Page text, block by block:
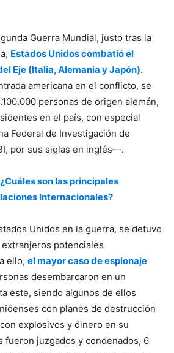
Guerra Mundial, justo tras la
Estados Unidos combatió el
Eje (Italia, Alemania y Japón).
americana en el conflicto, se
personas de origen alemán,
en el país, con especial
Federal de Investigación de
por sus siglas en inglés—.
¿Cuáles son las principales
Internacionales?
Unidos en la guerra, se detuvo
potenciales
ello, el mayor caso de espionaje
desembarcaron en un
este, siendo algunos de ellos
con planes de destrucción
explosivos y dinero en su
fueron juzgados y condenados, 6